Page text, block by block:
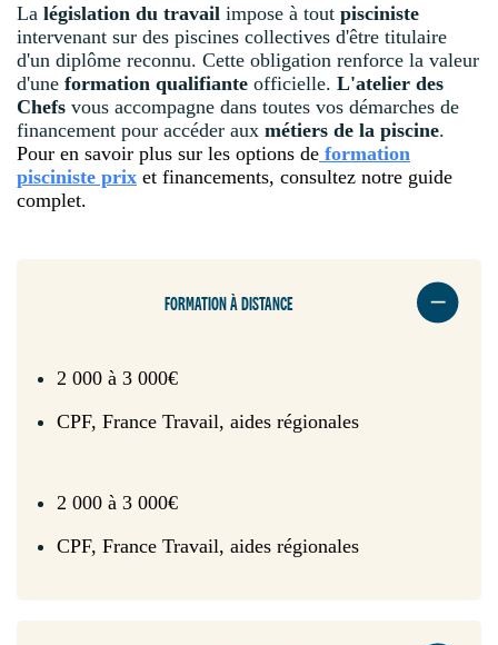
La législation du travail impose à tout pisciniste
intervenant sur des piscines collectives d'être titulaire
d'un diplôme reconnu. Cette obligation renforce la valeur
d'une formation qualifiante officielle. L'atelier des
Chefs vous accompagne dans toutes vos démarches de
financement pour accéder aux métiers de la piscine.
Pour en savoir plus sur les options de formation
pisciniste prix et financements, consultez notre guide
complet.
FORMATION À DISTANCE
2 000 à 3 000€
CPF, France Travail, aides régionales
2 000 à 3 000€
CPF, France Travail, aides régionales